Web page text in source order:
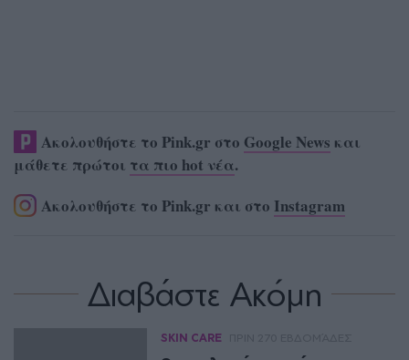
Ακολουθήστε το Pink.gr στο Google News και
μάθετε πρώτοι τα πιο hot νέα.
Ακολουθήστε το Pink.gr και στο Instagram
Διαβάστε Ακόμη
SKIN CARE